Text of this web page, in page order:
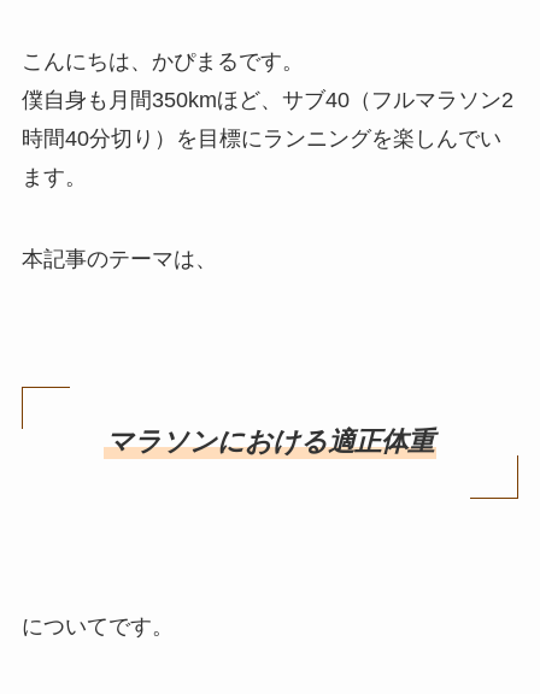
こんにちは、かぴまるです。
僕自身も月間350kmほど、サブ40（フルマラソン2
時間40分切り）を目標にランニングを楽しんでい
ます。
本記事のテーマは、
マラソンにおける適正体重
についてです。